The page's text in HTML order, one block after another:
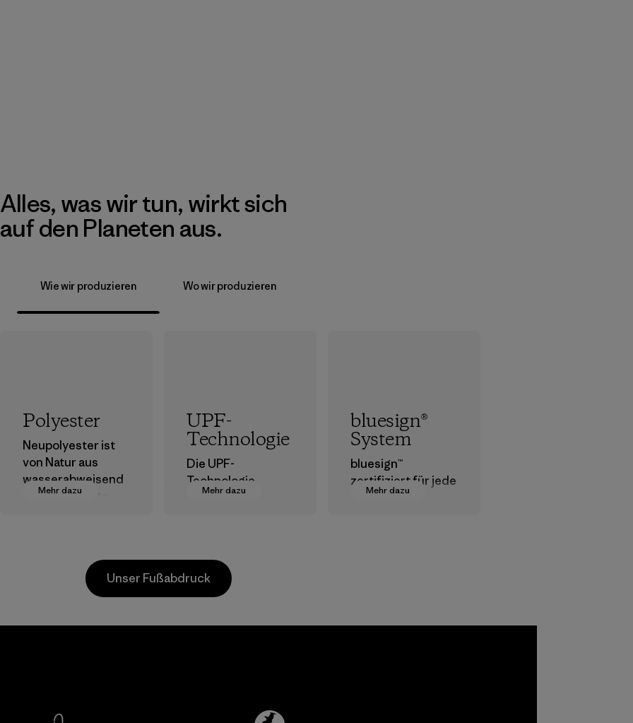
Alles, was wir tun, wirkt sich
auf den Planeten aus.
Wie wir produzieren Wo wir produzieren
Mehr dazu
Polyester
Neupolyester ist
von Natur aus
wasserabweisend
und bringt gute
Mehr dazu
UPF-
Technologie
Die UPF-
Technologie
verbessert die
UV‑Strahlen der
Sonne zu
blockieren und
Mehr dazu
bluesign®
System
bluesign™
zertifiziert für jede
Stufe der
Unser Fußabdruck